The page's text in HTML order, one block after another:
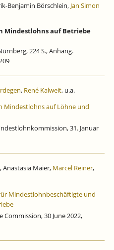
Benjamin Börschlein, Jan Simon
Mindestlohns auf Betriebe
224 S., Anhang.
, René Kalweit, u.a.
Mindestlohns auf Löhne und
31. Januar
, Anastasia Maier, Marcel Reiner,
Mindestlohnbeschäftigte und
30 June 2022,